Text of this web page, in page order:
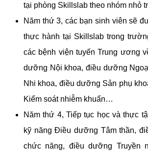
tại phòng Skillslab theo nhóm nhỏ
Năm thứ 3, các bạn sinh viên sẽ
thực hành tại Skillslab trong
các bệnh viện tuyến Trung ương
dưỡng Nội khoa, điều dưỡng
Nhi khoa, điều dưỡng Sản phụ
Kiểm soát nhiễm khuẩn…
Năm thứ 4, Tiếp tục học và thực
kỹ năng Điều dưỡng Tâm thần,
chức năng, điều dưỡng Truyền